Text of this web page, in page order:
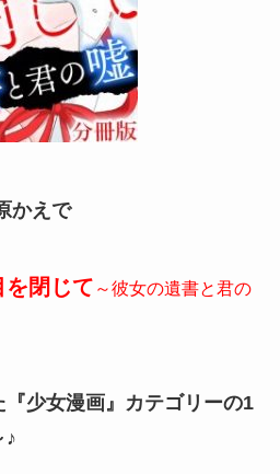
かえで
を閉じて ～彼女の遺書と君の
少女漫画』カテゴリーの1
♪